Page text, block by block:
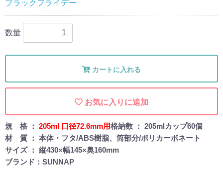
ブラックフライデー
数量
カートに入れる
お気に入りに追加
規 格 ： 205ml 口径72.6mm用格納数 ： 205mlカップ60個
材 質 ： 本体・フタ/ABS樹脂、筒部分/ポリカーボネート
サイズ ： 縦430×幅145×奥160mm
ブランド：SUNNAP